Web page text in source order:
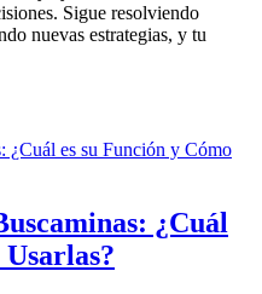
Sigue resolviendo
nuevas estrategias, y tu
¿Cuál